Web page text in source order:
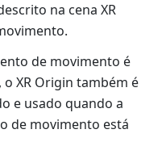
na cena XR
de movimento é
XR Origin também é
e usado quando a
de movimento está